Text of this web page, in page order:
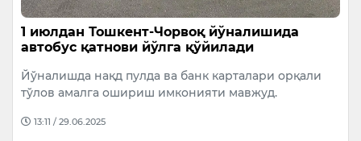
1 июлдан Тошкент-Чорвоқ йўналишида
автобус қатнови йўлга қўйилади
Йўналишда нақд пулда ва банк карталари орқали
тўлов амалга ошириш имконияти мавжуд.
13:11 / 29.06.2025